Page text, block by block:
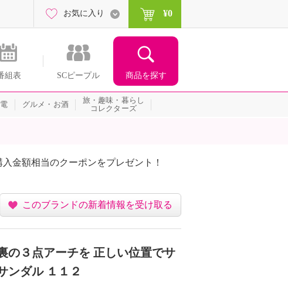
組表 SCピープル 商品を探す
お気に入り ¥0
グルメ・お酒
旅・趣味・暮らし
コレクターズ
金額相当のクーポンをプレゼント！
このブランドの新着情報を受け取る
の３点アーチを 正しい位置でサ
ンダル １１２